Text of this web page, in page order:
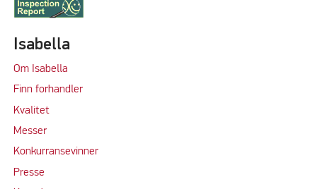
Isabella
Om Isabella
Finn forhandler
Kvalitet
Messer
Konkurransevinner
Presse